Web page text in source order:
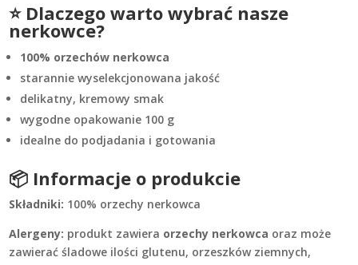
⭐ Dlaczego warto wybrać nasze
nerkowce?
100% orzechów nerkowca
starannie wyselekcjonowana jakość
delikatny, kremowy smak
wygodne opakowanie 100 g
idealne do podjadania i gotowania
📦 Informacje o produkcie
Składniki: 100% orzechy nerkowca
Alergeny: produkt zawiera orzechy nerkowca oraz może
zawierać śladowe ilości glutenu, orzeszków ziemnych,